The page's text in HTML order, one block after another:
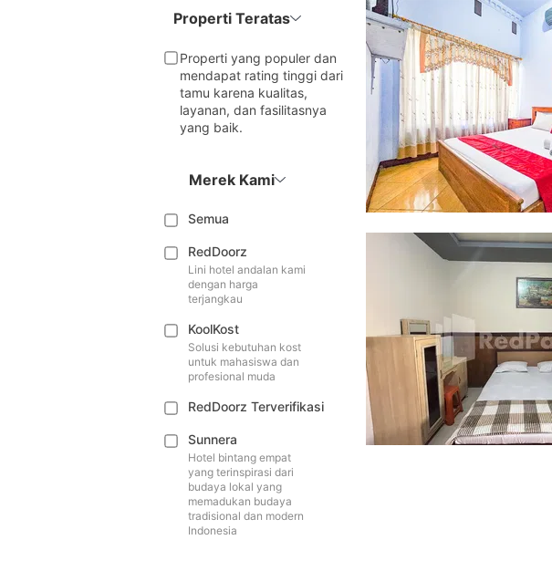
Properti Teratas
Properti yang populer dan
mendapat rating tinggi dari
tamu karena kualitas,
layanan, dan fasilitasnya
yang baik.
Merek Kami
Semua
RedDoorz
Lini hotel andalan kami
dengan harga
terjangkau
KoolKost
Solusi kebutuhan kost
untuk mahasiswa dan
profesional muda
RedDoorz Terverifikasi
Sunnera
Hotel bintang empat
yang terinspirasi dari
budaya lokal yang
memadukan budaya
tradisional dan modern
Indonesia